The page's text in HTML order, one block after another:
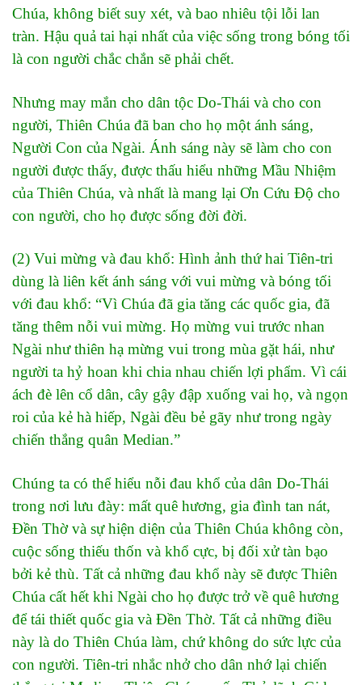
Chúa, không biết suy xét, và bao nhiêu tội lỗi lan
tràn. Hậu quả tai hại nhất của việc sống trong bóng tối
là con người chắc chắn sẽ phải chết.
Nhưng may mắn cho dân tộc Do-Thái và cho con
người, Thiên Chúa đã ban cho họ một ánh sáng,
Người Con của Ngài. Ánh sáng này sẽ làm cho con
người được thấy, được thấu hiểu những Mầu Nhiệm
của Thiên Chúa, và nhất là mang lại Ơn Cứu Độ cho
con người, cho họ được sống đời đời.
(2) Vui mừng và đau khổ: Hình ảnh thứ hai Tiên-tri
dùng là liên kết ánh sáng với vui mừng và bóng tối
với đau khổ: “Vì Chúa đã gia tăng các quốc gia, đã
tăng thêm nỗi vui mừng. Họ mừng vui trước nhan
Ngài như thiên hạ mừng vui trong mùa gặt hái, như
người ta hỷ hoan khi chia nhau chiến lợi phẩm. Vì cái
ách đè lên cổ dân, cây gậy đập xuống vai họ, và ngọn
roi của kẻ hà hiếp, Ngài đều bẻ gãy như trong ngày
chiến thắng quân Median.”
Chúng ta có thể hiểu nỗi đau khổ của dân Do-Thái
trong nơi lưu đày: mất quê hương, gia đình tan nát,
Đền Thờ và sự hiện diện của Thiên Chúa không còn,
cuộc sống thiếu thốn và khổ cực, bị đối xử tàn bạo
bởi kẻ thù. Tất cả những đau khổ này sẽ được Thiên
Chúa cất hết khi Ngài cho họ được trở về quê hương
để tái thiết quốc gia và Đền Thờ. Tất cả những điều
này là do Thiên Chúa làm, chứ không do sức lực của
con người. Tiên-tri nhắc nhở cho dân nhớ lại chiến